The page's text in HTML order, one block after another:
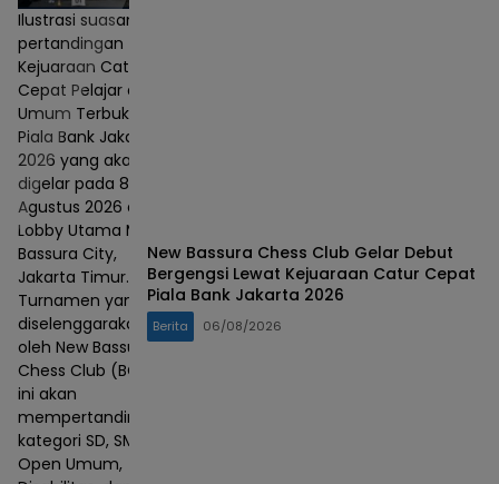
Ilustrasi suasana
pertandingan
Kejuaraan Catur
Cepat Pelajar dan
Umum Terbuka
Piala Bank Jakarta
2026 yang akan
digelar pada 8–9
Agustus 2026 di
Lobby Utama Mall
Bassura City,
Jakarta Timur.
Turnamen yang
diselenggarakan
oleh New Bassura
Chess Club (BCC)
ini akan
mempertandingkan
kategori SD, SMP,
Open Umum,
New Bassura Chess Club Gelar Debut
Bergengsi Lewat Kejuaraan Catur Cepat
Piala Bank Jakarta 2026
Berita 06/08/2026